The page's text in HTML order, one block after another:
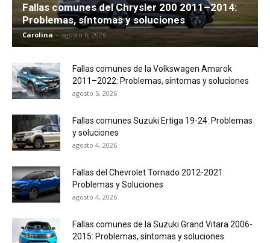
Fallas comunes del Chrysler 200 2011–2014:
Problemas, síntomas y soluciones
Carolina - agosto 6, 2026
Fallas comunes de la Volkswagen Amarok
2011–2022: Problemas, síntomas y soluciones
agosto 5, 2026
Fallas comunes Suzuki Ertiga 19-24: Problemas
y soluciones
agosto 4, 2026
Fallas del Chevrolet Tornado 2012-2021:
Problemas y Soluciones
agosto 4, 2026
Fallas comunes de la Suzuki Grand Vitara 2006-
2015: Problemas, síntomas y soluciones